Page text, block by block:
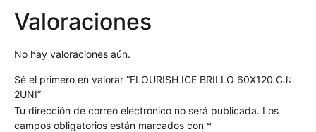
Valoraciones
No hay valoraciones aún.
Sé el primero en valorar “FLOURISH ICE BRILLO 60X120 CJ:
2UNI”
Tu dirección de correo electrónico no será publicada. Los
campos obligatorios están marcados con *